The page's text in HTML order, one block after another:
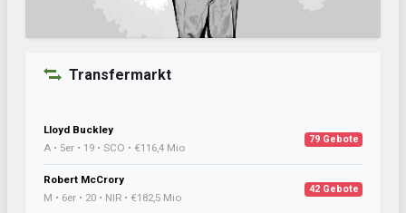
Transfermarkt
Lloyd Buckley
A • 5er • 19 • SCO • €116,4 Mio
79 Gebote
Robert McCrory
M • 6er • 20 • NIR • €182,5 Mio
42 Gebote